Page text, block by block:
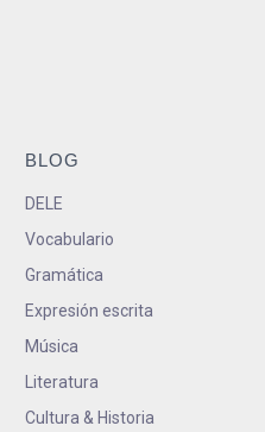
BLOG
DELE
Vocabulario
Gramática
Expresión escrita
Música
Literatura
Cultura & Historia